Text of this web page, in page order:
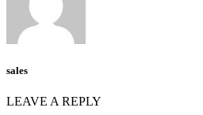
sales
LEAVE A REPLY